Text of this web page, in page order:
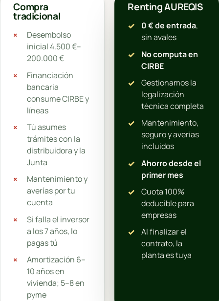
Compra
tradicional
Desembolso
inicial 4.500 €–
200.000 €
Financiación
bancaria
consume CIRBE y
líneas
Tú asumes
trámites con la
distribuidora y la
Junta
Mantenimiento y
averías por tu
cuenta
Si falla el inversor
a los 7 años, lo
pagas tú
Amortización 6–
10 años en
vivienda; 5–8 en
pyme
Renting AUREQIS
0 € de entrada,
sin avales
No computa en
CIRBE
Gestionamos la
legalización
técnica completa
Mantenimiento,
seguro y averías
incluidos
Ahorro desde el
primer mes
Cuota 100%
deducible para
empresas
Al finalizar el
contrato, la
planta es tuya